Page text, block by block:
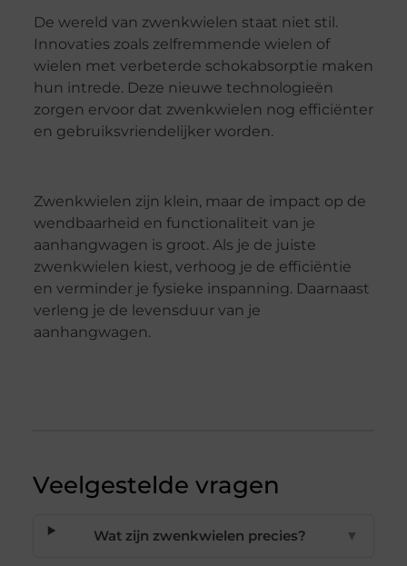
De wereld van zwenkwielen staat niet stil.
Innovaties zoals zelfremmende wielen of
wielen met verbeterde schokabsorptie maken
hun intrede. Deze nieuwe technologieën
zorgen ervoor dat zwenkwielen nog efficiënter
en gebruiksvriendelijker worden.
Zwenkwielen zijn klein, maar de impact op de
wendbaarheid en functionaliteit van je
aanhangwagen is groot. Als je de juiste
zwenkwielen kiest, verhoog je de efficiëntie
en verminder je fysieke inspanning. Daarnaast
verleng je de levensduur van je
aanhangwagen.
Veelgestelde vragen
Wat zijn zwenkwielen precies? ▼